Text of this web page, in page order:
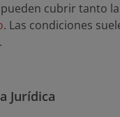
cubrir tanto
. Las condiciones
Jurídica